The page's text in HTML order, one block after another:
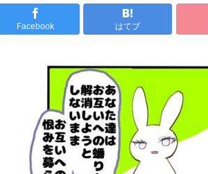
Facebook はてブ